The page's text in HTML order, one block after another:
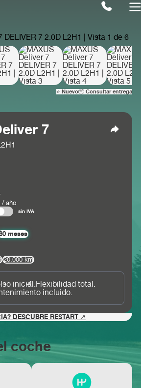
⭐ Nuevo📦 Consultar entrega
7
año
sin IVA
60 meses
20.000 km
inicial.Flexibilidad total.
incluido.
DESCUBRE RESTART ↗
coche